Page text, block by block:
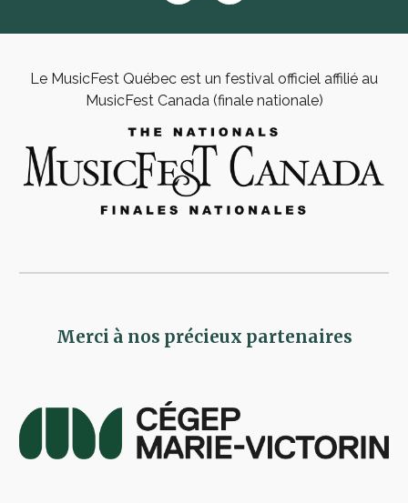
Le MusicFest Québec est un festival officiel affilié au
MusicFest Canada (finale nationale)
Merci à nos précieux partenaires